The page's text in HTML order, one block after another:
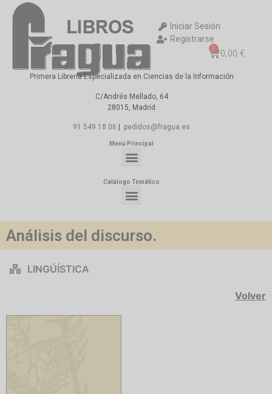
Iniciar Sesión
Registrarse
0,00 €
0
Primera Librería Especializada en Ciencias de la Información
C/Andrés Mellado, 64
28015, Madrid
91 549 18 06 pedidos@fragua.es
Menú Principal
Catálogo Temático
Análisis del discurso.
LINGÚÍSTICA
Volver